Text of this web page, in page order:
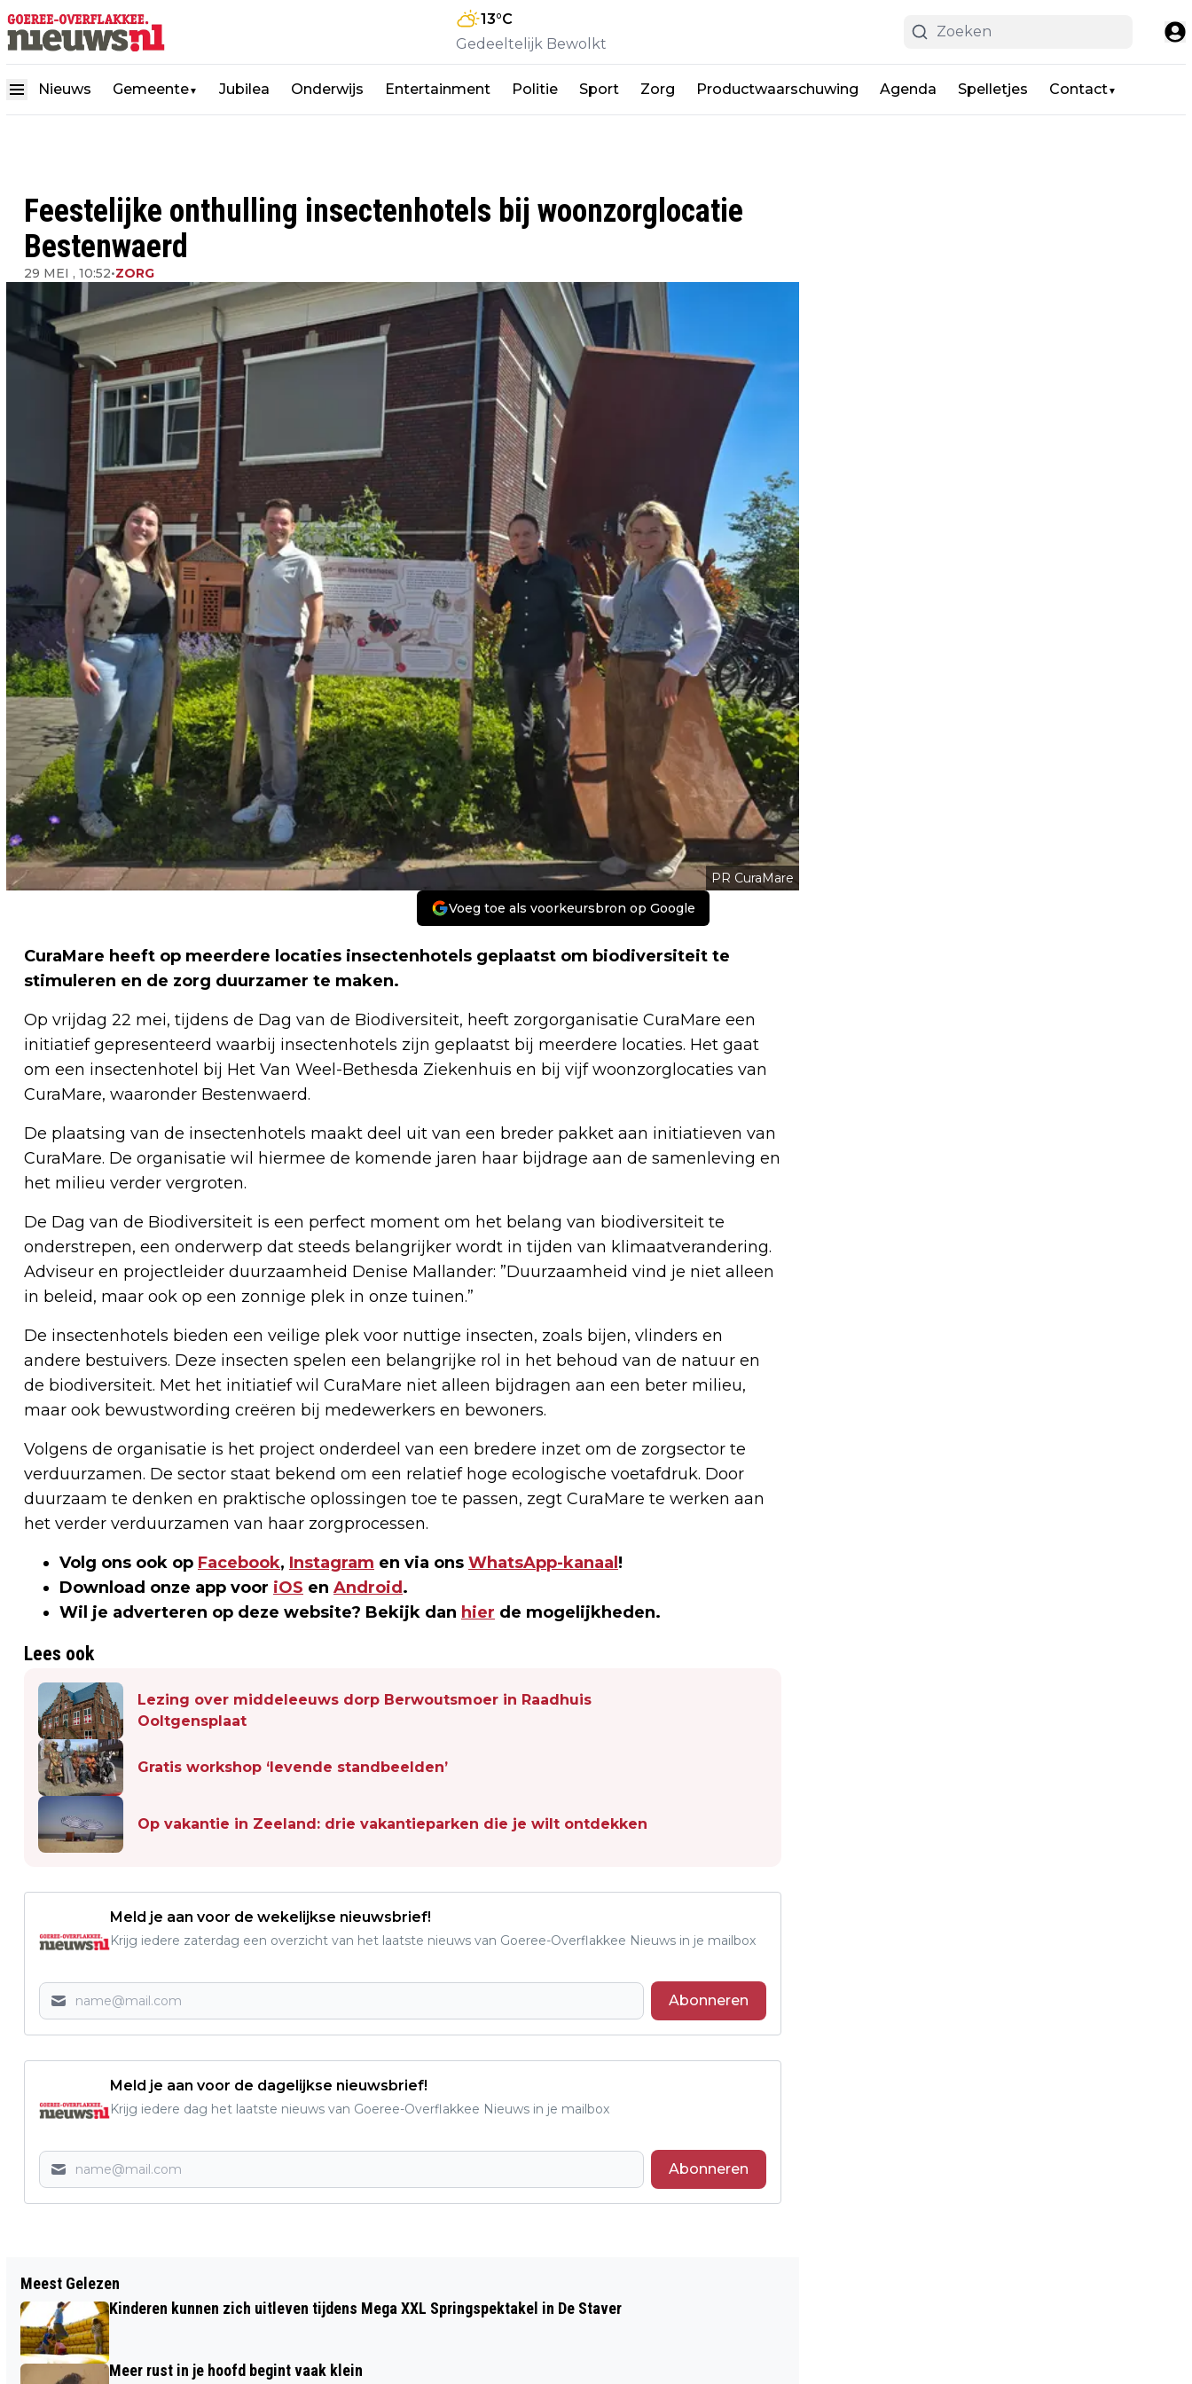
13°C
Gedeeltelijk Bewolkt
Nieuws Gemeente▼ Jubilea Onderwijs Entertainment Politie Sport Zorg Productwaarschuwing Agenda Spelletjes Contact▼
Feestelijke onthulling insectenhotels bij woonzorglocatie
Bestenwaerd
29 MEI , 10:52•ZORG
PR CuraMare
Voeg toe als voorkeursbron op Google
CuraMare heeft op meerdere locaties insectenhotels geplaatst om biodiversiteit te
stimuleren en de zorg duurzamer te maken.
Op vrijdag 22 mei, tijdens de Dag van de Biodiversiteit, heeft zorgorganisatie CuraMare een
initiatief gepresenteerd waarbij insectenhotels zijn geplaatst bij meerdere locaties. Het gaat
om een insectenhotel bij Het Van Weel-Bethesda Ziekenhuis en bij vijf woonzorglocaties van
CuraMare, waaronder Bestenwaerd.
De plaatsing van de insectenhotels maakt deel uit van een breder pakket aan initiatieven van
CuraMare. De organisatie wil hiermee de komende jaren haar bijdrage aan de samenleving en
het milieu verder vergroten.
De Dag van de Biodiversiteit is een perfect moment om het belang van biodiversiteit te
onderstrepen, een onderwerp dat steeds belangrijker wordt in tijden van klimaatverandering.
Adviseur en projectleider duurzaamheid Denise Mallander: ”Duurzaamheid vind je niet alleen
in beleid, maar ook op een zonnige plek in onze tuinen.”
De insectenhotels bieden een veilige plek voor nuttige insecten, zoals bijen, vlinders en
andere bestuivers. Deze insecten spelen een belangrijke rol in het behoud van de natuur en
de biodiversiteit. Met het initiatief wil CuraMare niet alleen bijdragen aan een beter milieu,
maar ook bewustwording creëren bij medewerkers en bewoners.
Volgens de organisatie is het project onderdeel van een bredere inzet om de zorgsector te
verduurzamen. De sector staat bekend om een relatief hoge ecologische voetafdruk. Door
duurzaam te denken en praktische oplossingen toe te passen, zegt CuraMare te werken aan
het verder verduurzamen van haar zorgprocessen.
Volg ons ook op Facebook, Instagram en via ons WhatsApp-kanaal !
Download onze app voor iOS en Android .
Wil je adverteren op deze website? Bekijk dan hier de mogelijkheden.
Lees ook
Lezing over middeleeuws dorp Berwoutsmoer in Raadhuis
Ooltgensplaat
Gratis workshop ‘levende standbeelden’
Op vakantie in Zeeland: drie vakantieparken die je wilt ontdekken
Meld je aan voor de wekelijkse nieuwsbrief!
Krijg iedere zaterdag een overzicht van het laatste nieuws van Goeree-Overflakkee Nieuws in je mailbox
Abonneren
Meld je aan voor de dagelijkse nieuwsbrief!
Krijg iedere dag het laatste nieuws van Goeree-Overflakkee Nieuws in je mailbox
Abonneren
LEZING OVER MIDDELEEUWS DORP
BERWOUTSMOER IN RAADHUIS
OOLTGENSPLAAT
MAANDAG 1 JUNI
Meest Gelezen
Kinderen kunnen zich uitleven tijdens Mega XXL Springspektakel in De Staver
Meer rust in je hoofd begint vaak klein